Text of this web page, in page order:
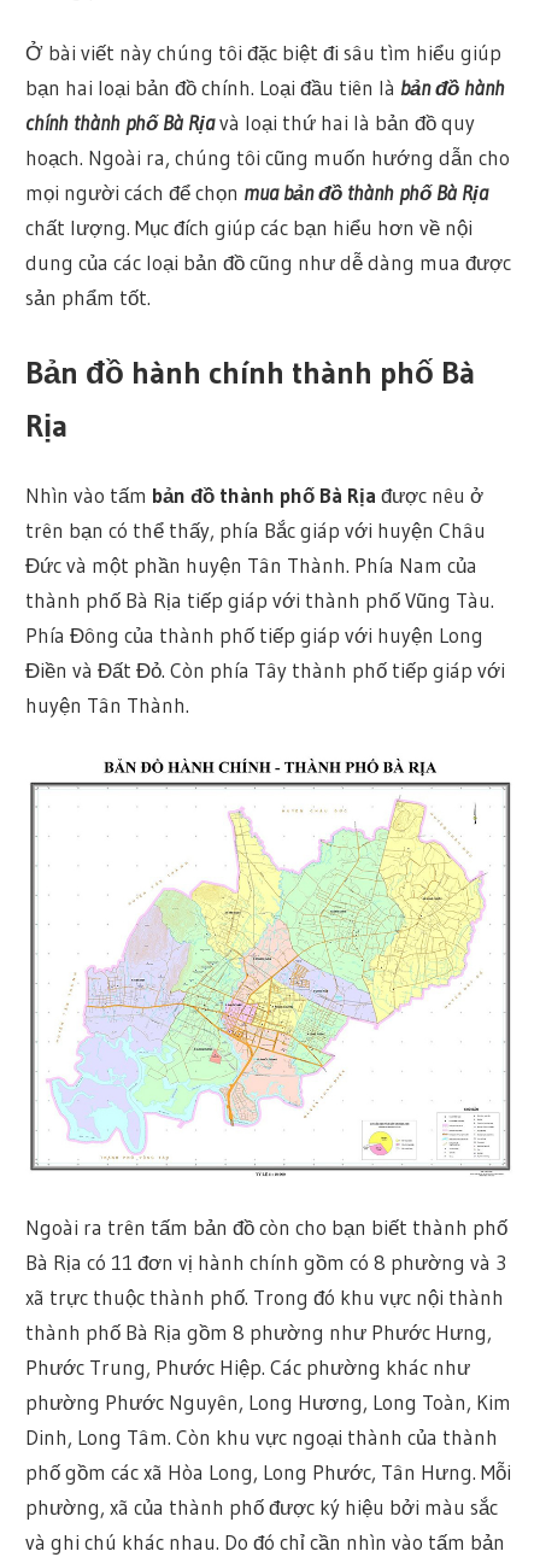
Ở bài viết này chúng tôi đặc biệt đi sâu tìm hiểu giúp
bạn hai loại bản đồ chính. Loại đầu tiên là bản đồ hành
chính thành phố Bà Rịavà loại thứ hai là bản đồ quy
hoạch. Ngoài ra, chúng tôi cũng muốn hướng dẫn cho
mọi người cách để chọn mua bản đồ thành phố Bà Rịa
chất lượng. Mục đích giúp các bạn hiểu hơn về nội
dung của các loại bản đồ cũng như dễ dàng mua được
sản phẩm tốt.
Bản đồ hành chính thành phố Bà
Rịa
Nhìn vào tấm bản đồ thành phố Bà Rịa được nêu ở
trên bạn có thể thấy, phía Bắc giáp với huyện Châu
Đức và một phần huyện Tân Thành. Phía Nam của
thành phố Bà Rịa tiếp giáp với thành phố Vũng Tàu.
Phía Đông của thành phố tiếp giáp với huyện Long
Điền và Đất Đỏ. Còn phía Tây thành phố tiếp giáp với
huyện Tân Thành.
Ngoài ra trên tấm bản đồ còn cho bạn biết thành phố
Bà Rịa có 11 đơn vị hành chính gồm có 8 phường và 3
xã trực thuộc thành phố. Trong đó khu vực nội thành
thành phố Bà Rịa gồm 8 phường như Phước Hưng,
Phước Trung, Phước Hiệp. Các phường khác như
phường Phước Nguyên, Long Hương, Long Toàn, Kim
Dinh, Long Tâm. Còn khu vực ngoại thành của thành
phố gồm các xã Hòa Long, Long Phước, Tân Hưng. Mỗi
phường, xã của thành phố được ký hiệu bởi màu sắc
và ghi chú khác nhau. Do đó chỉ cần nhìn vào tấm bản